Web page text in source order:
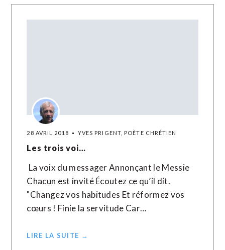
28 AVRIL 2018 YVES PRIGENT, POÈTE CHRÉTIEN
Les trois voi…
La voix du messager Annonçant le Messie
Chacun est invité Écoutez ce qu’il dit.
"Changez vos habitudes Et réformez vos
cœurs ! Finie la servitude Car…
LIRE LA SUITE →